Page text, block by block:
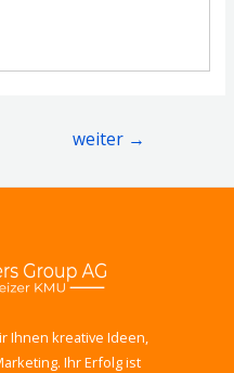
weiter →
Ihnen kreative Ideen,
Ihr Erfolg ist